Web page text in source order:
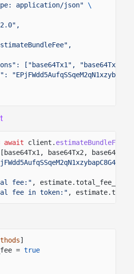
application/json" \
["base64Tx1", "base64Tx2"],
await client. estimateBundleFee
base64Tx2,
fee:" ,
fee in token:" ,
]
= true